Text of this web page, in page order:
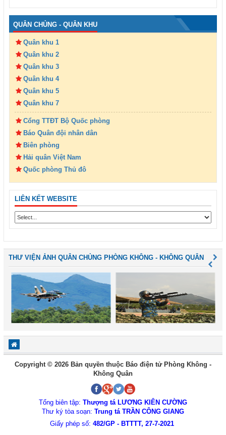
QUÂN CHỦNG - QUÂN KHU
Quân khu 1
Quân khu 2
Quân khu 3
Quân khu 4
Quân khu 5
Quân khu 7
Cổng TTĐT Bộ Quốc phòng
Báo Quân đội nhân dân
Biên phòng
Hải quân Việt Nam
Quốc phòng Thủ đô
LIÊN KẾT WEBSITE
THƯ VIỆN ẢNH QUÂN CHỦNG PHÒNG KHÔNG - KHÔNG QUÂN
Copyright © 2026 Bản quyền thuộc Báo điện tử Phòng Không -
Không Quân
Tổng biên tập: Thượng tá LƯƠNG KIÊN CƯỜNG
Thư ký tòa soạn: Trung tá TRẦN CÔNG GIANG
Giấy phép số: 482/GP - BTTTT, 27-7-2021